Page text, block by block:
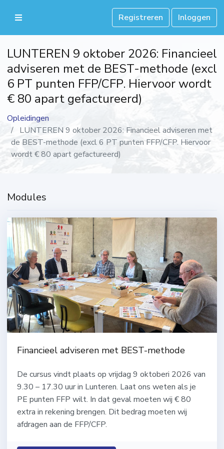
Registreren Inloggen
LUNTEREN 9 oktober 2026: Financieel
adviseren met de BEST-methode (excl
6 PT punten FFP/CFP. Hiervoor wordt
€ 80 apart gefactureerd)
Opleidingen
LUNTEREN 9 oktober 2026: Financieel adviseren met
de BEST-methode (excl 6 PT punten FFP/CFP. Hiervoor
wordt € 80 apart gefactureerd)
Modules
Financieel adviseren met BEST-methode
De cursus vindt plaats op vrijdag 9 oktoberi 2026 van
9.30 – 17.30 uur in Lunteren. Laat ons weten als je
PE punten FFP wilt. In dat geval moeten wij € 80
extra in rekening brengen. Dit bedrag moeten wij
afdragen aan de FFP/CFP.